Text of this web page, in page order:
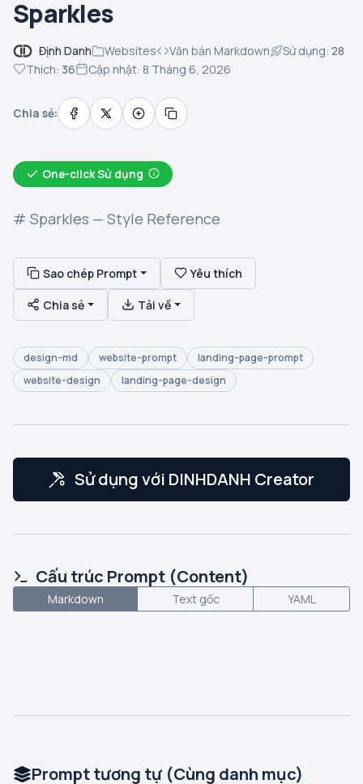
Sparkles
Định Danh Websites Văn bản Markdown Sử dụng: 28
Thích: 36 Cập nhật: 8 Tháng 6, 2026
Chia sẻ:
One-click Sử dụng
# Sparkles — Style Reference
Sao chép Prompt Yêu thích
Chia sẻ Tải về
design-md website-prompt
landing-page-prompt
website-design
landing-page-design
Sử dụng với DINHDANH Creator
Cấu trúc Prompt (Content)
Markdown Text gốc YAML
Prompt tương tự (Cùng danh mục)